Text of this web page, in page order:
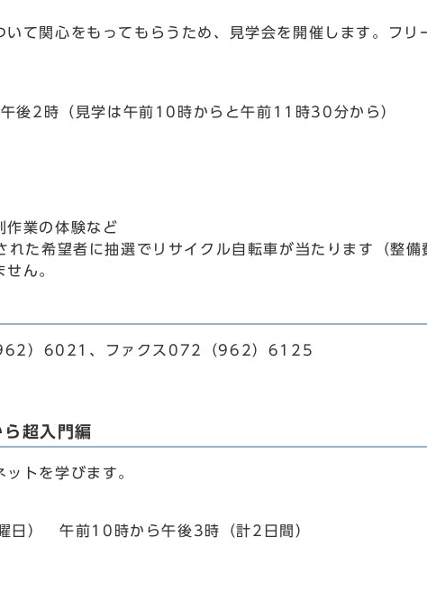
て関心をもってもらうため、見学会を開催します。フリ
後2時（見学は午前10時からと午前11時30分から）
作業の体験など
た希望者に抽選でリサイクル自転車が当たります（整
ん。
）6021、ファクス072（962）6125
超入門編
トを学びます。
日） 午前10時から午後3時（計2日間）